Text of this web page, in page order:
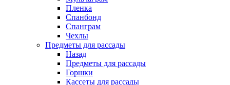
Пленка
Спанбонд
Спанграм
Чехлы
Предметы для рассады
Назад
Предметы для рассады
Горшки
Кассеты для рассады